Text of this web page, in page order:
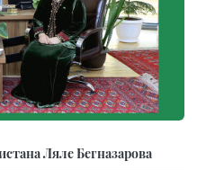
Ляле Бегназарова